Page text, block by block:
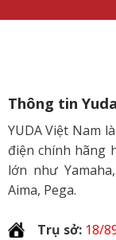
Thông tin Yuda
YUDA Việt Nam
điện chính hãng
lớn như
Aima, Pega.
Trụ sở: 18/